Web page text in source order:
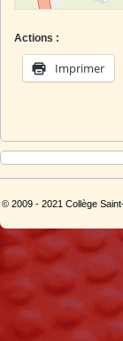
Actions :
Imprimer
© 2009 - 2021 Collège